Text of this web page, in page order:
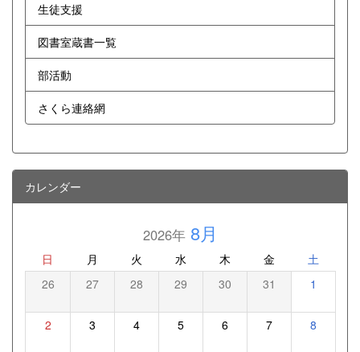
生徒支援
図書室蔵書一覧
部活動
さくら連絡網
カレンダー
2026年8月
日 月 火 水 木 金 土
26 27 28 29 30 31 1
2 3 4 5 6 7 8